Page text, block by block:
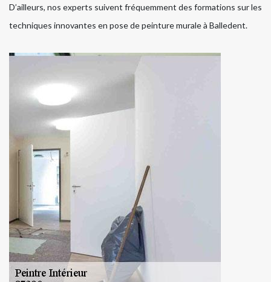
D’ailleurs, nos experts suivent fréquemment des formations sur les
techniques innovantes en pose de peinture murale à Balledent.